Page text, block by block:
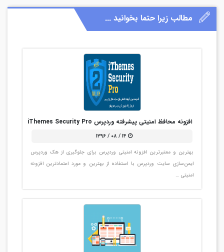
مطالب زیرا حتما بخوانید ...
افزونه محافظ امنیتی پیشرفته وردپرس iThemes Security Pro
۱۴ / ۰۸ / ۱۳۹۶
بهترین و معتبرترین افزونه امنیتی وردپرس برای جلوگیری از هک وردپرس
ایمن‌سازی سایت وردپرس با استفاده از بهترین و مورد اعتمادترین افزونه
امنیتی …